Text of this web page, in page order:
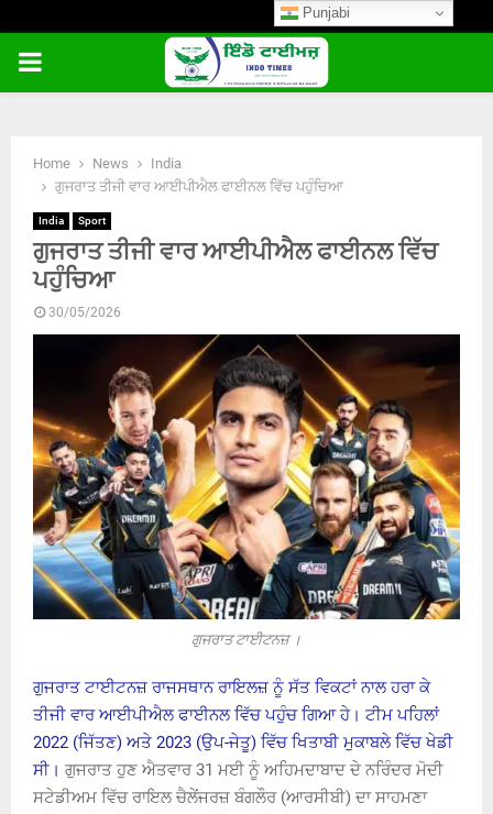
PRIMARY
Home News
India
ਗੁਜਰਾਤ ਤੀਜੀ ਵਾਰ ਆਈਪੀਐਲ ਫਾਈਨਲ ਵਿੱਚ ਪਹੁੰਚਿਆ
India Sport
ਗੁਜਰਾਤ ਤੀਜੀ ਵਾਰ ਆਈਪੀਐਲ ਫਾਈਨਲ ਵਿੱਚ
ਪਹੁੰਚਿਆ
30/05/2026
ਗੁਜਰਾਤ ਟਾਈਟਨਜ਼ ।
ਗੁਜਰਾਤ ਟਾਈਟਨਜ਼ ਰਾਜਸਥਾਨ ਰਾਇਲਜ਼ ਨੂੰ ਸੱਤ ਵਿਕਟਾਂ ਨਾਲ ਹਰਾ ਕੇ
ਤੀਜੀ ਵਾਰ ਆਈਪੀਐਲ ਫਾਈਨਲ ਵਿੱਚ ਪਹੁੰਚ ਗਿਆ ਹੇ। ਟੀਮ ਪਹਿਲਾਂ
2022 (ਜਿੱਤਣ) ਅਤੇ 2023 (ਉਪ-ਜੇਤੂ) ਵਿੱਚ ਖਿਤਾਬੀ ਮੁਕਾਬਲੇ ਵਿੱਚ ਖੇਡੀ
ਸੀ। ਗੁਜਰਾਤ ਹੁਣ ਐਤਵਾਰ 31 ਮਈ ਨੂੰ ਅਹਿਮਦਾਬਾਦ ਦੇ ਨਰਿੰਦਰ ਮੋਦੀ
ਸਟੇਡੀਅਮ ਵਿੱਚ ਰਾਇਲ ਚੈਲੇਂਜਰਜ਼ ਬੰਗਲੌਰ (ਆਰਸੀਬੀ) ਦਾ ਸਾਹਮਣਾ
Punjabi